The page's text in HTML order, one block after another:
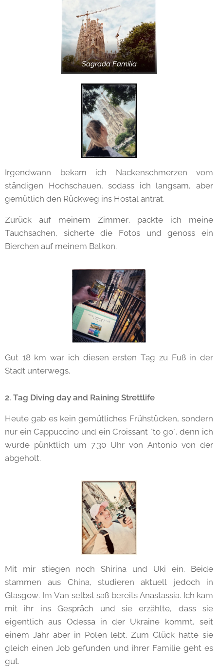
Sagrada Família
Irgendwann bekam ich Nackenschmerzen vom
ständigen Hochschauen, sodass ich langsam, aber
gemütlich den Rückweg ins Hostal antrat.
Zurück auf meinem Zimmer, packte ich meine
Tauchsachen, sicherte die Fotos und genoss ein
Bierchen auf meinem Balkon.
Gut 18 km war ich diesen ersten Tag zu Fuß in der
Stadt unterwegs.
2. Tag Diving day and Raining Strettlife
Heute gab es kein gemütliches Frühstücken, sondern
nur ein Cappuccino und ein Croissant "to go", denn ich
wurde pünktlich um 7.30 Uhr von Antonio von der
abgeholt.
Mit mir stiegen noch Shirina und Uki ein. Beide
stammen aus China, studieren aktuell jedoch in
Glasgow. Im Van selbst saß bereits Anastassia. Ich kam
mit ihr ins Gespräch und sie erzählte, dass sie
eigentlich aus Odessa in der Ukraine kommt, seit
einem Jahr aber in Polen lebt. Zum Glück hatte sie
gleich einen Job gefunden und ihrer Familie geht es
gut.